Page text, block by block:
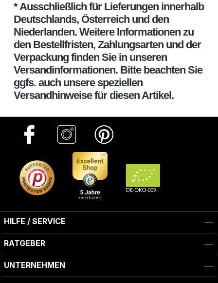
* Ausschließlich für Lieferungen innerhalb
Deutschlands, Österreich und den
Niederlanden. Weitere Informationen zu
den Bestellfristen, Zahlungsarten und der
Verpackung finden Sie in unseren
Versandinformationen. Bitte beachten Sie
ggfs. auch unsere speziellen
Versandhinweise für diesen Artikel.
HILFE / SERVICE
RATGEBER
UNTERNEHMEN